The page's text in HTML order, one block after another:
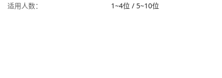
适用人数：
1~4位 / 5~10位